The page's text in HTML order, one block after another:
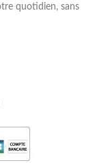
quotidien, sans